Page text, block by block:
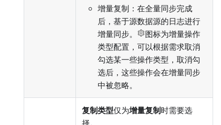
增量复制：在全量同步完成
后，基于源数据源的日志进行
增量同步。
图标为增量操作
类型配置，可以根据需求取消
勾选某一些操作类型，取消勾
选后，这些操作会在增量同步
中被忽略。
复制类型仅为增量复制时需要选